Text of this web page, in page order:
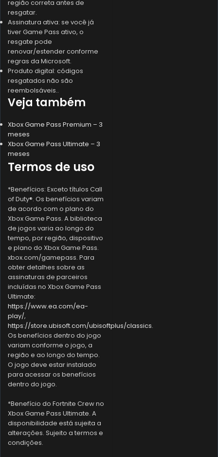
região correta antes de
resgatar.
Assinatura ativa: se você já
tiver Game Pass ativo, o
resgate pode
renovar/estender conforme
regras da Microsoft.
Produto digital: códigos
resgatados não são
reembolsáveis..
Veja também
Xbox Game Pass Premium – 3
meses
Xbox Game Pass Ultimate – 3
meses
Termos de uso
*Benefícios: Exceto títulos Call
of Duty®. Os benefícios variam
de acordo com o plano do
Xbox Game Pass. A biblioteca
de jogos varia ao longo do
tempo, por região, dispositivo
e plano do Xbox Game Pass.
xbox.com/gamepass. Para
obter detalhes sobre as
assinaturas de parceiros
incluídas no Xbox Game Pass
Ultimate:
https://www.ea.com/ea-
play/,
https://store.ubisoft.com/ubisoftplus/classics.
Os benefícios dentro do jogo
variam conforme o jogo, a
região e ao longo do tempo.
O jogo deve estar instalado
para acessar os benefícios
dentro do jogo.
*Benefício do Fortnite Crew no
Xbox Game Pass Ultimate. A
disponibilidade está sujeita a
alterações. Sujeito a termos e
condições.